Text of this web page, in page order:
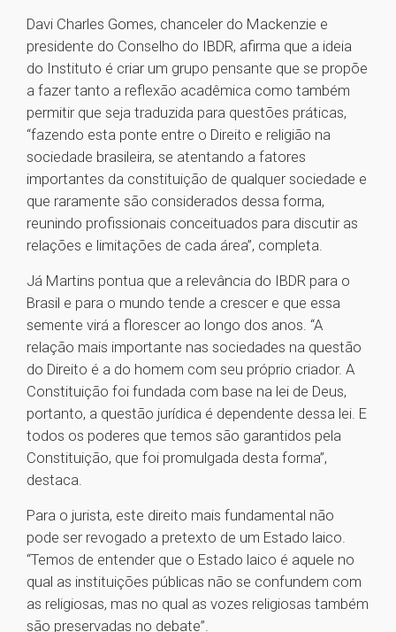
Davi Charles Gomes, chanceler do Mackenzie e
presidente do Conselho do IBDR, afirma que a ideia
do Instituto é criar um grupo pensante que se propõe
a fazer tanto a reflexão acadêmica como também
permitir que seja traduzida para questões práticas,
“fazendo esta ponte entre o Direito e religião na
sociedade brasileira, se atentando a fatores
importantes da constituição de qualquer sociedade e
que raramente são considerados dessa forma,
reunindo profissionais conceituados para discutir as
relações e limitações de cada área”, completa.
Já Martins pontua que a relevância do IBDR para o
Brasil e para o mundo tende a crescer e que essa
semente virá a florescer ao longo dos anos. “A
relação mais importante nas sociedades na questão
do Direito é a do homem com seu próprio criador. A
Constituição foi fundada com base na lei de Deus,
portanto, a questão jurídica é dependente dessa lei. E
todos os poderes que temos são garantidos pela
Constituição, que foi promulgada desta forma”,
destaca.
Para o jurista, este direito mais fundamental não
pode ser revogado a pretexto de um Estado laico.
“Temos de entender que o Estado laico é aquele no
qual as instituições públicas não se confundem com
as religiosas, mas no qual as vozes religiosas também
são preservadas no debate”.